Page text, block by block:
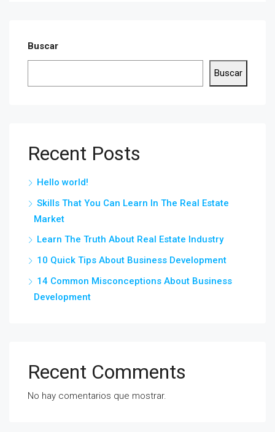
Buscar
Buscar
Recent Posts
Hello world!
Skills That You Can Learn In The Real Estate
Market
Learn The Truth About Real Estate Industry
10 Quick Tips About Business Development
14 Common Misconceptions About Business
Development
Recent Comments
No hay comentarios que mostrar.